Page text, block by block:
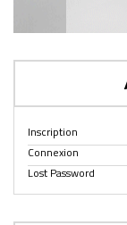
Inscription
Connexion
Lost Password